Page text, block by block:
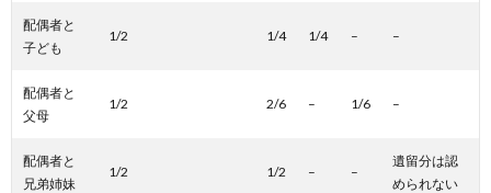
配偶者と
子ども
1/2 1/4 1/4 – –
配偶者と
父母
1/2 2/6 – 1/6 –
配偶者と
兄弟姉妹
1/2 1/2 – –
遺留分は認
められない